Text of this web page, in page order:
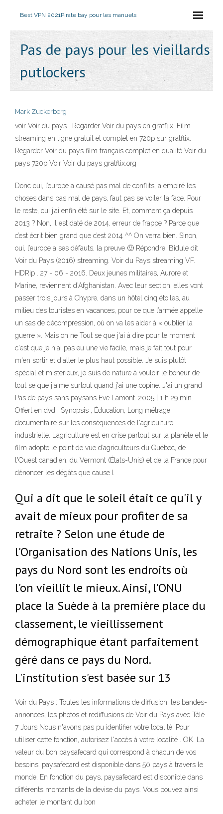
Best VPN 2021Pirate bay pour les manuels
Pas de pays pour les vieillards
putlockers
Mark Zuckerberg
voir Voir du pays . Regarder Voir du pays en gratflix. Film
streaming en ligne gratuit et complet en 720p sur gratflix.
Regarder Voir du pays film français complet en qualité Voir du
pays 720p Voir Voir du pays gratflix.org
Donc oui, l’europe a causé pas mal de conflits, a empiré les
choses dans pas mal de pays, faut pas se voiler la face. Pour
le reste, oui j’ai enfin été sur le site. Et, comment ça depuis
2013 ? Non, il est daté de 2014, erreur de frappe ? Parce que
c’est écrit bien grand que c’est 2014 ^^ On verra bien. Sinon,
oui, l’europe a ses défauts, la preuve 🙂 Répondre. Bidule dit
Voir du Pays (2016) streaming. Voir du Pays streaming VF.
HDRip . 27 - 06 - 2016. Deux jeunes militaires, Aurore et
Marine, reviennent d’Afghanistan. Avec leur section, elles vont
passer trois jours à Chypre, dans un hôtel cinq étoiles, au
milieu des touristes en vacances, pour ce que l’armée appelle
un sas de décompression, où on va les aider à « oublier la
guerre ». Mais on ne Tout se que j'ai à dire pour le moment
c'est que je n'ai pas eu une vie facile, mais je fait tout pour
m'en sortir et d'aller le plus haut possible. Je suis plutôt
spécial et misterieux, je suis de nature à vouloir le boneur de
tout se que j'aime surtout quand j'ai une copine. J'ai un grand
Pas de pays sans paysans Eve Lamont. 2005 | 1 h 29 min.
Offert en dvd ; Synopsis ; Éducation; Long métrage
documentaire sur les conséquences de l'agriculture
industrielle. L’agriculture est en crise partout sur la planète et le
film adopte le point de vue d’agriculteurs du Québec, de
l'Ouest canadien, du Vermont (États-Unis) et de la France pour
dénoncer les dégâts que cause l
Qui a dit que le soleil était ce qu'il y
avait de mieux pour profiter de sa
retraite ? Selon une étude de
l'Organisation des Nations Unis, les
pays du Nord sont les endroits où
l'on vieillit le mieux. Ainsi, l'ONU
place la Suède à la première place du
classement, le vieillissement
démographique étant parfaitement
géré dans ce pays du Nord.
L'institution s'est basée sur 13
Voir du Pays : Toutes les informations de diffusion, les bandes-
annonces, les photos et rediffusions de Voir du Pays avec Télé
7 Jours Nous n'avons pas pu identifier votre localité. Pour
utiliser cette fonction, autorisez l'accès à votre localité . OK. La
valeur du bon paysafecard qui correspond à chacun de vos
besoins. paysafecard est disponible dans 50 pays à travers le
monde. En fonction du pays, paysafecard est disponible dans
différents montants de la devise du pays. Vous pouvez ainsi
acheter le montant du bon